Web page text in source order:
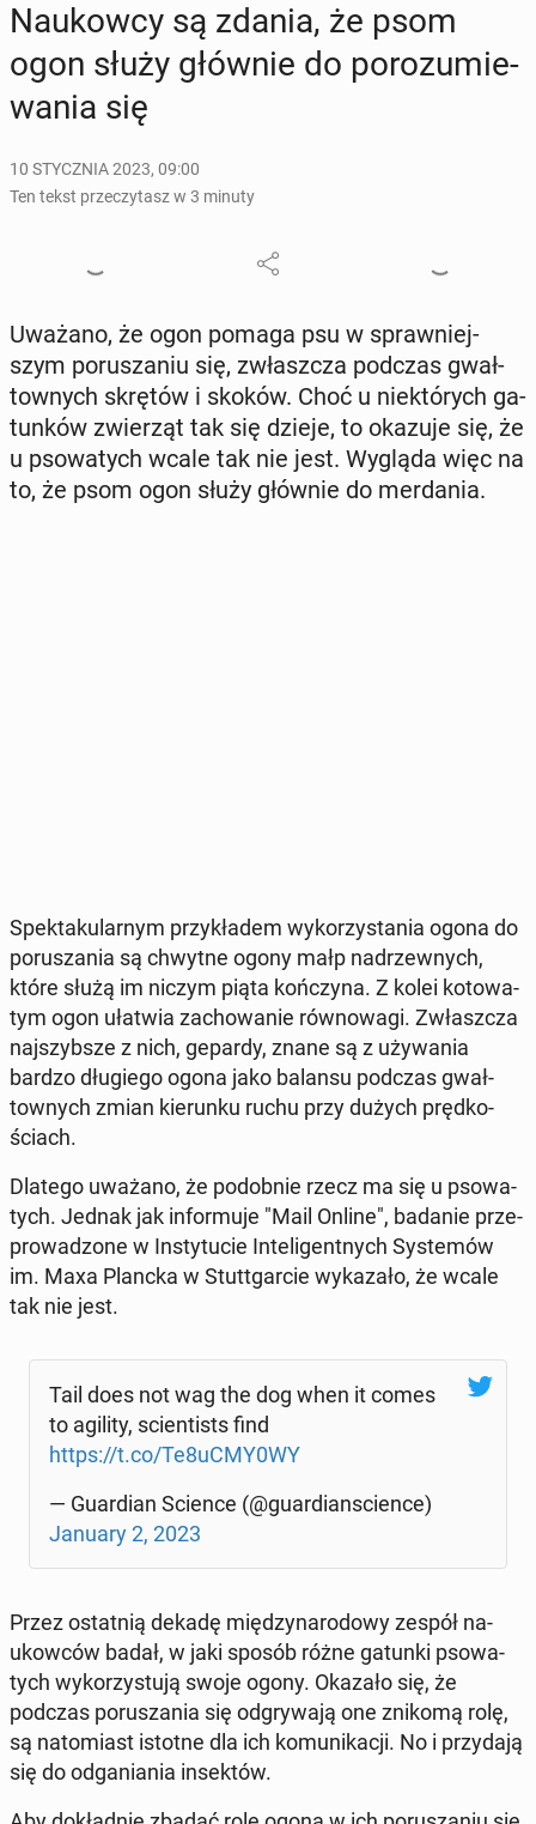
Na­ukow­cy są zdania, że psom
ogon służy głównie do po­ro­zu­mie­
wa­nia się
10 STYCZNIA 2023, 09:00
Ten tekst przeczytasz w 3 minuty
Uważano, że ogon pomaga psu w spraw­niej­
szym po­ru­sza­niu się, zwłasz­cza podczas gwał­
tow­nych skrętów i skoków. Choć u nie­któ­rych ga­
tun­ków zwie­rząt tak się dzieje, to okazuje się, że
u pso­wa­tych wcale tak nie jest. Wygląda więc na
to, że psom ogon służy głównie do mer­da­nia.
Spek­ta­ku­lar­nym przy­kła­dem wy­ko­rzy­sta­nia ogona do
po­ru­sza­nia są chwytne ogony małp na­drzew­nych,
które służą im niczym piąta koń­czy­na. Z kolei ko­to­wa­
tym ogon ułatwia za­cho­wa­nie rów­no­wa­gi. Zwłasz­cza
naj­szyb­sze z nich, gepardy, znane są z uży­wa­nia
bardzo dłu­gie­go ogona jako balansu podczas gwał­
tow­nych zmian kie­run­ku ruchu przy dużych pręd­ko­
ściach.
Dlatego uważano, że po­dob­nie rzecz ma się u pso­wa­
tych. Jednak jak in­for­mu­je "Mail Online", badanie prze­
pro­wa­dzo­ne w In­sty­tu­cie In­te­li­gent­nych Sys­te­mów
im. Maxa Plancka w Stut­t­gar­cie wy­ka­za­ło, że wcale
tak nie jest.
Tail does not wag the dog when it comes
to agility, scien­ti­sts find
https://t.co/Te8uCMY0WY
— Gu­ar­dian Science (@gu­ar­dian­scien­ce)
January 2, 2023
Przez ostat­nią dekadę mię­dzy­na­ro­do­wy zespół na­
ukow­ców badał, w jaki sposób różne gatunki pso­wa­
tych wy­ko­rzy­stu­ją swoje ogony. Okazało się, że
podczas po­ru­sza­nia się od­gry­wa­ją one znikomą rolę,
są na­to­miast istotne dla ich ko­mu­ni­ka­cji. No i przy­da­ją
się do od­ga­nia­nia in­sek­tów.